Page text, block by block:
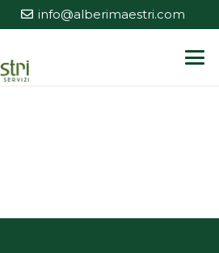
info@alberimaestri.com